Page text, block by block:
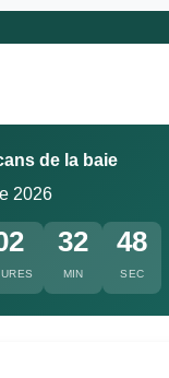
de la baie
2026
32
MIN
48
SEC